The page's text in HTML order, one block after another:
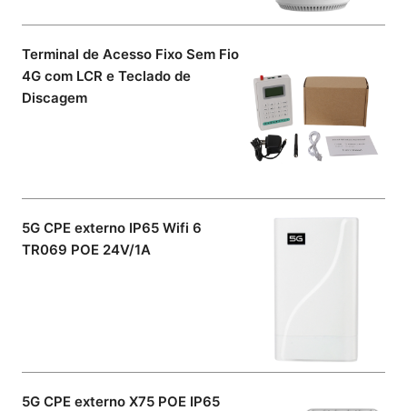
Terminal de Acesso Fixo Sem Fio
4G com LCR e Teclado de
Discagem
5G CPE externo IP65 Wifi 6
TR069 POE 24V/1A
5G CPE externo X75 POE IP65